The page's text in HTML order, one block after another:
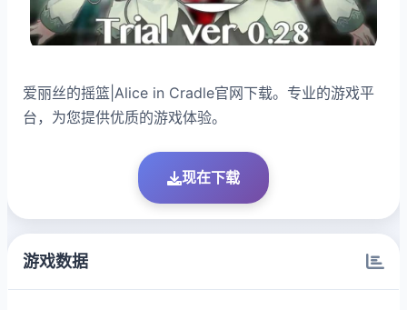
爱丽丝的摇篮|Alice in Cradle官网下载。专业的游戏平
台，为您提供优质的游戏体验。
现在下载
游戏数据